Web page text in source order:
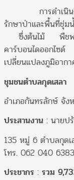
การดำเนินงาน
รักษาป่าและพื้นที่ชุ่
ซึ่งต้นไม้ พืช
คาร์บอนไดออกไซ
เปลี่ยนแปลงภูมิอาก
ชุมชนตำบลกุดเสลา
อำเภอกันทรลักษ์ จัง
ประสานงาน : นายป
135 หมู่ 6 ตำบลกุดเ
โทร. 062 040 6383
ประชากร : รวม